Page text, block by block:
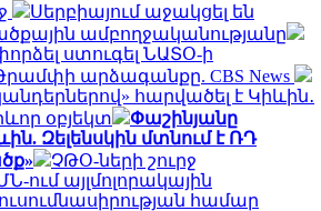
Սերբիայում աջակցել են
ամբողջականությանը
ստուգել ՆԱՏՕ-ի
արձագանքը. CBS News
հարվածել է Կիևին․
օբյեկտ
Փաշինյանը
Զելենսկին մտնում է ՌԴ
ՉԹՕ-ների շուրջ
ում այլմոլորակային
համար